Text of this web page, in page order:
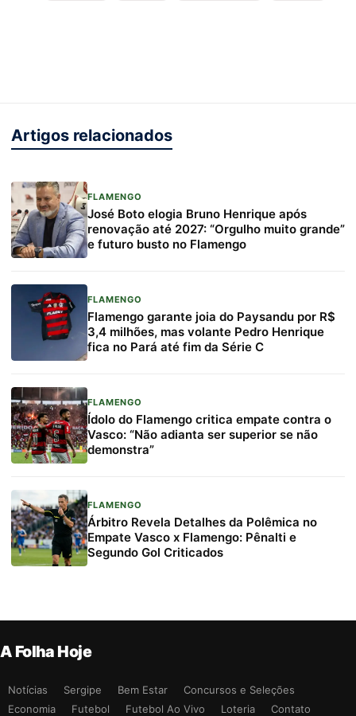
Artigos relacionados
FLAMENGO
José Boto elogia Bruno Henrique após
renovação até 2027: “Orgulho muito grande”
e futuro busto no Flamengo
FLAMENGO
Flamengo garante joia do Paysandu por R$
3,4 milhões, mas volante Pedro Henrique
fica no Pará até fim da Série C
FLAMENGO
Ídolo do Flamengo critica empate contra o
Vasco: “Não adianta ser superior se não
demonstra”
FLAMENGO
Árbitro Revela Detalhes da Polêmica no
Empate Vasco x Flamengo: Pênalti e
Segundo Gol Criticados
A Folha Hoje
Notícias Sergipe Bem Estar
Concursos e Seleções
Economia
Futebol Futebol Ao Vivo Loteria Contato